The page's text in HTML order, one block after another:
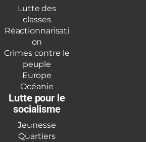
Lutte des
classes
Réactionnarisati
on
Crimes contre le
peuple
Europe
Océanie
Lutte pour le
socialisme
Jeunesse
Quartiers